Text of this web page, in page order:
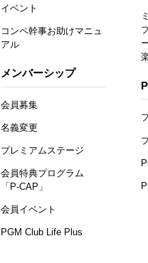
イベント
コンペ幹事お助けマニュ
アル
メンバーシップ
会員募集
名義変更
プレミアムステージ
会員特典プログラム
「P-CAP」
会員イベント
PGM Club Life Plus